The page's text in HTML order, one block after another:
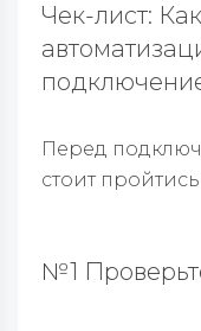
Чек-лист:
Перед
стоит
№1